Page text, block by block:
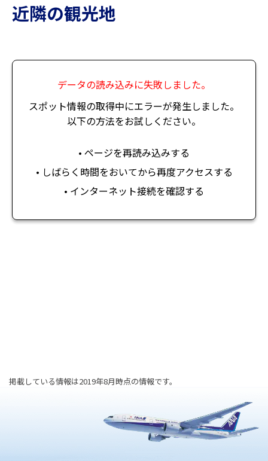
近隣の観光地
データの読み込みに失敗しました。
スポット情報の取得中にエラーが発生しました。
以下の方法をお試しください。
• ページを再読み込みする
• しばらく時間をおいてから再度アクセスする
• インターネット接続を確認する
掲載している情報は2019年8月時点の情報です。